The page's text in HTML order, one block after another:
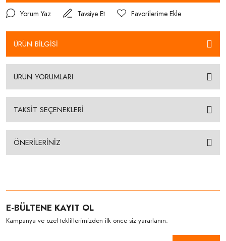
Yorum Yaz Tavsiye Et
ÜRÜN BİLGİSİ
ÜRÜN YORUMLARI
TAKSİT SEÇENEKLERİ
ÖNERİLERİNİZ
E-BÜLTENE KAYIT OL
Kampanya ve özel tekliflerimizden ilk önce siz yararlanın.